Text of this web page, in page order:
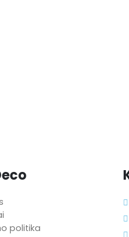
politika